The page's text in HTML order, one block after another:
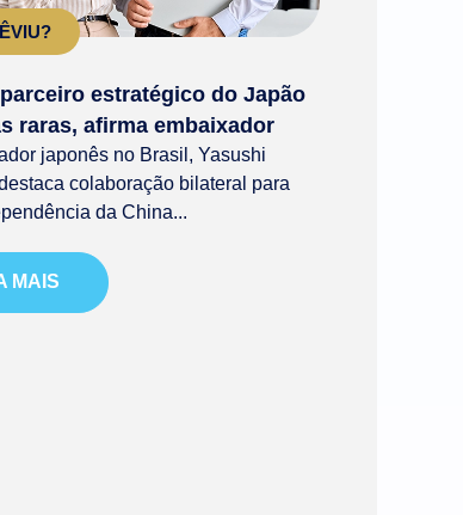
estratégico do Japão
raras, afirma embaixador
japonês no Brasil, Yasushi
colaboração bilateral para
da China...
MAIS